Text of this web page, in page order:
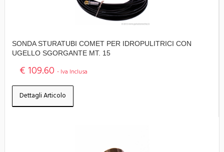
SONDA STURATUBI COMET PER IDROPULITRICI CON
UGELLO SGORGANTE MT. 15
€ 109.60 - Iva Inclusa
Dettagli Articolo